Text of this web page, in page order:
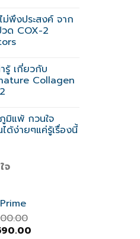
ม่พึงประสงค์ จาก
ด COX-2
รู้ เกี่ยวกับ
Collagen
มิแพ้ กวนใจ
ด้ง่ายๆแค่รู้เรื่องนี้
จ